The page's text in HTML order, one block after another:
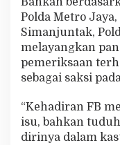
Polda Metro
Simanjuntak,
melayangkan
pemeriksaan
sebagai saksi
“Kehadiran FB
isu, bahkan
dirinya dalam